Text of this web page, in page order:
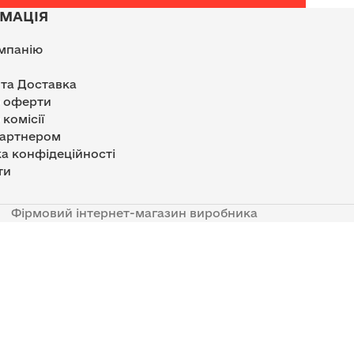
Доставка
оферти
конфідеційності
Фірмовий інтернет-магазин виробника